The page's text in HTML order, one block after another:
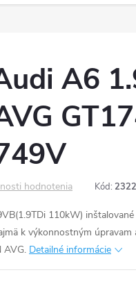
A6
hodnotenia Kód: 2322
110kW)
k výkonnostným úpravam
AVG. Detailné informácie